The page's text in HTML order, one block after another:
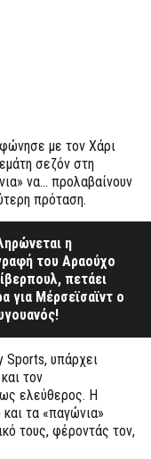
με τον Χάρι
σεζόν στη
να… προλαβαίνουν
πρόταση.
η
του Αραούχο
πετάει
για Μέρσεϊσαϊντ ο
Sports, υπάρχει
τον
ελεύθερος. Η
τα «παγώνια»
τους, φέροντάς τον,